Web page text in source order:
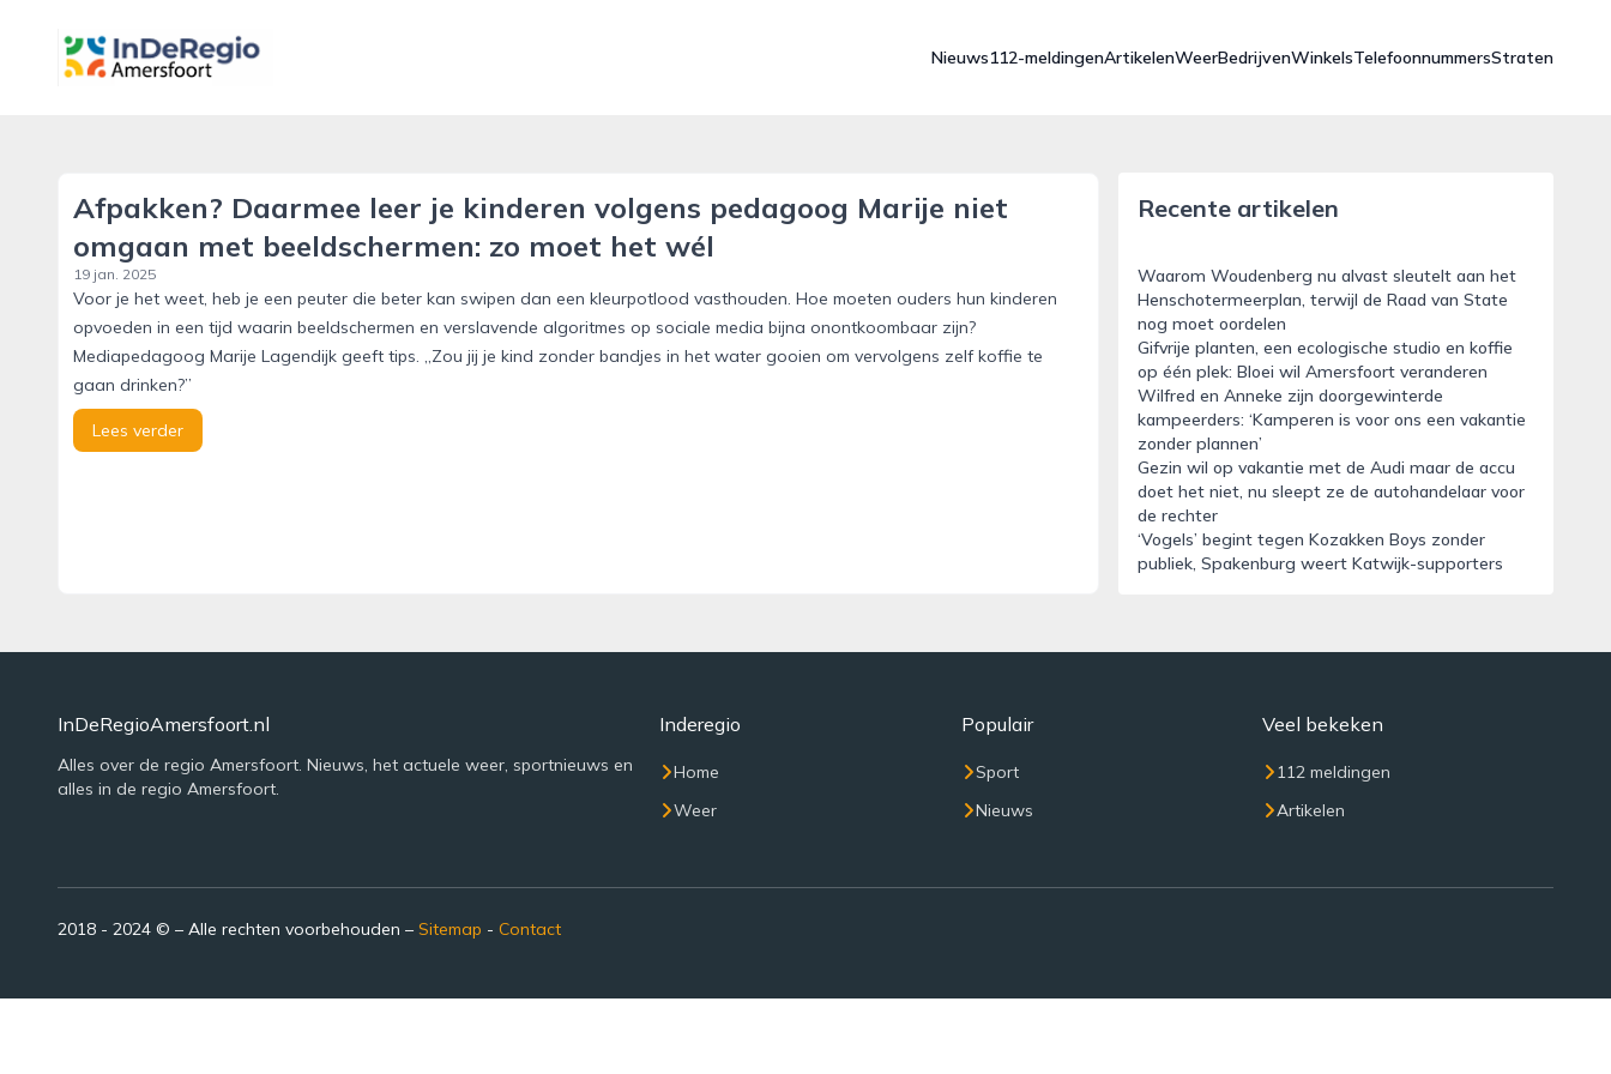
inderegioamersfoort.nl
Nieuws112-meldingenArtikelenWeerBedrijvenWinkelsTelefoonnummersStraten
Afpakken? Daarmee leer je kinderen volgens pedagoog Marije niet
omgaan met beeldschermen: zo moet het wél
19 jan. 2025
Voor je het weet, heb je een peuter die beter kan swipen dan een kleurpotlood vasthouden. Hoe moeten ouders hun kinderen
opvoeden in een tijd waarin beeldschermen en verslavende algoritmes op sociale media bijna onontkoombaar zijn?
Mediapedagoog Marije Lagendijk geeft tips. ,,Zou jij je kind zonder bandjes in het water gooien om vervolgens zelf koffie te
gaan drinken?’’
Lees verder
Recente artikelen
Waarom Woudenberg nu alvast sleutelt aan het
Henschotermeerplan, terwijl de Raad van State
nog moet oordelen
Gifvrije planten, een ecologische studio en koffie
op één plek: Bloei wil Amersfoort veranderen
Wilfred en Anneke zijn doorgewinterde
kampeerders: ‘Kamperen is voor ons een vakantie
zonder plannen’
Gezin wil op vakantie met de Audi maar de accu
doet het niet, nu sleept ze de autohandelaar voor
de rechter
‘Vogels’ begint tegen Kozakken Boys zonder
publiek, Spakenburg weert Katwijk-supporters
InDeRegioAmersfoort.nl
Alles over de regio Amersfoort. Nieuws, het actuele weer, sportnieuws en
alles in de regio Amersfoort.
Inderegio
Home
Weer
Populair
Sport
Nieuws
Veel bekeken
112 meldingen
Artikelen
2018 - 2024 © – Alle rechten voorbehouden – Sitemap - Contact